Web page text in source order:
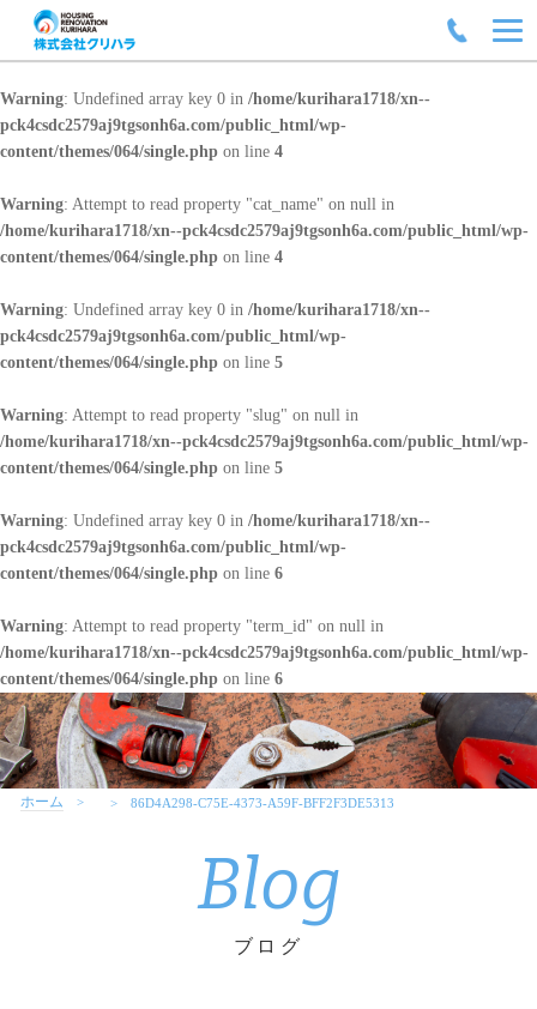
Warning: Undefined array key 0 in /home/kurihara1718/xn--
pck4csdc2579aj9tgsonh6a.com/public_html/wp-
content/themes/064/single.php on line 4
Warning: Attempt to read property "cat_name" on null in
/home/kurihara1718/xn--pck4csdc2579aj9tgsonh6a.com/public_html/wp-
content/themes/064/single.php on line 4
Warning: Undefined array key 0 in /home/kurihara1718/xn--
pck4csdc2579aj9tgsonh6a.com/public_html/wp-
content/themes/064/single.php on line 5
Warning: Attempt to read property "slug" on null in
/home/kurihara1718/xn--pck4csdc2579aj9tgsonh6a.com/public_html/wp-
content/themes/064/single.php on line 5
Warning: Undefined array key 0 in /home/kurihara1718/xn--
pck4csdc2579aj9tgsonh6a.com/public_html/wp-
content/themes/064/single.php on line 6
Warning: Attempt to read property "term_id" on null in
/home/kurihara1718/xn--pck4csdc2579aj9tgsonh6a.com/public_html/wp-
content/themes/064/single.php on line 6
ホーム 86D4A298-C75E-4373-A59F-BFF2F3DE5313
Blog
ブログ